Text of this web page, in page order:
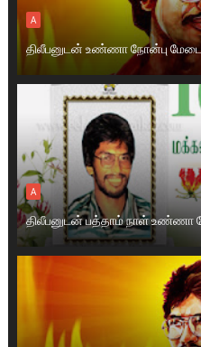
A
திலீபனுடன் உண்ணா நோன்பு
A
திலீபனுடன் பத்தாம் நாள் உண்ணா